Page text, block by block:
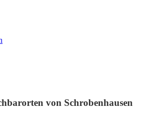
von Schrobenhausen